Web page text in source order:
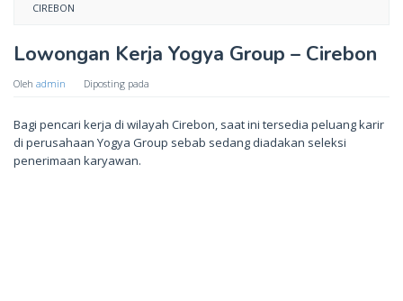
CIREBON
Lowongan Kerja Yogya Group – Cirebon
Oleh admin Diposting pada
Bagi pencari kerja di wilayah Cirebon, saat ini tersedia peluang karir
di perusahaan Yogya Group sebab sedang diadakan seleksi
penerimaan karyawan.